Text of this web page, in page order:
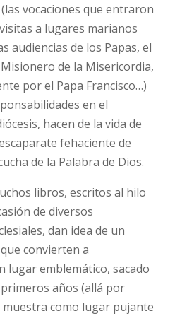
vocaciones que entraron
a lugares marianos
audiencias de los Papas, el
de la Misericordia,
por el Papa Francisco…)
en el
hacen de la vida de
fehaciente de
de la Palabra de Dios.
libros, escritos al hilo
de diversos
dan idea de un
convierten a
lugar emblemático, sacado
años (allá por
muestra como lugar pujante